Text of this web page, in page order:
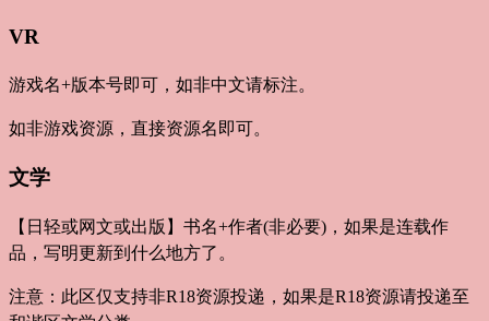
VR
游戏名+版本号即可，如非中文请标注。
如非游戏资源，直接资源名即可。
文学
【日轻或网文或出版】书名+作者(非必要)，如果是连载作
品，写明更新到什么地方了。
注意：此区仅支持非R18资源投递，如果是R18资源请投递至